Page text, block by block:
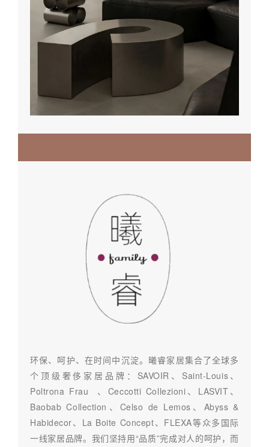
环保、呵护、在时间中沉淀。曦睿家居集合了全球多
个顶级奢侈家居品牌：SAVOIR、Saint-Louis、
Poltrona Frau
、Ceccotti Collezioni、LASVIT、
Baobab Collection、Celso de Lemos、Abyss &
Habidecor、 La Boite Concept、FLEXA等众多国际
一线家居品牌。我们坚持用“品质”完成对人的呵护，而